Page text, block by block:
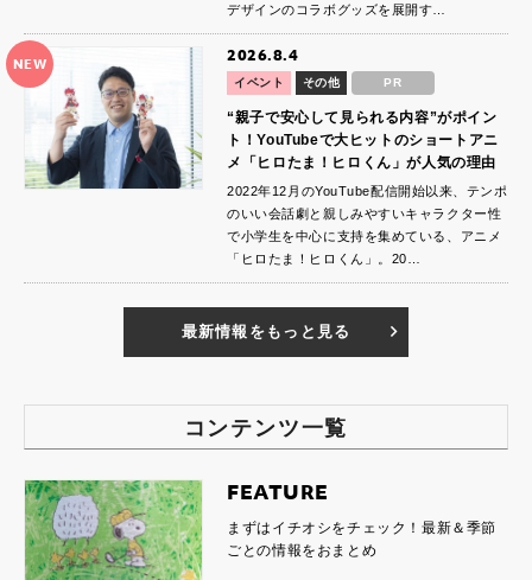
デザインのコラボグッズを展開す…
NEW 2026.8.4
イベント その他 PR
“親子で安心して見られる内容”がポイン
ト！YouTubeで大ヒットのショートアニ
メ「ヒロたま！ヒロくん」が人気の理由
2022年12月のYouTube配信開始以来、テンポ
のいい会話劇と親しみやすいキャラクター性
で小学生を中心に支持を集めている、アニメ
「ヒロたま！ヒロくん」。20…
最新情報をもっと見る
コンテンツ一覧
FEATURE
まずはイチオシをチェック！最新＆季節
ごとの情報をおまとめ